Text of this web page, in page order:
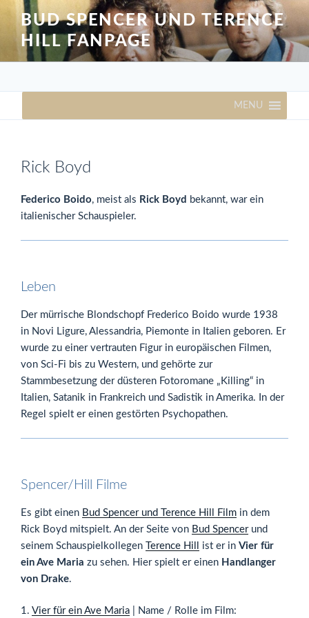
Inhalt
springen
BUD SPENCER UND TERENCE
HILL FANPAGE
MENU
Rick Boyd
Federico Boido, meist als Rick Boyd bekannt, war ein
italienischer Schauspieler.
Leben
Der mürrische Blondschopf Frederico Boido wurde 1938
in Novi Ligure, Alessandria, Piemonte in Italien geboren. Er
wurde zu einer vertrauten Figur in europäischen Filmen,
von Sci-Fi bis zu Western, und gehörte zur
Stammbesetzung der düsteren Fotoromane „Killing“ in
Italien, Satanik in Frankreich und Sadistik in Amerika. In der
Regel spielt er einen gestörten Psychopathen.
Spencer/Hill Filme
Es gibt einen Bud Spencer und Terence Hill Film in dem
Rick Boyd mitspielt. An der Seite von Bud Spencerund
seinem Schauspielkollegen Terence Hill ist er in Vier für
ein Ave Maria zu sehen. Hier spielt er einen Handlanger
von Drake.
1. Vier für ein Ave Maria | Name / Rolle im Film: